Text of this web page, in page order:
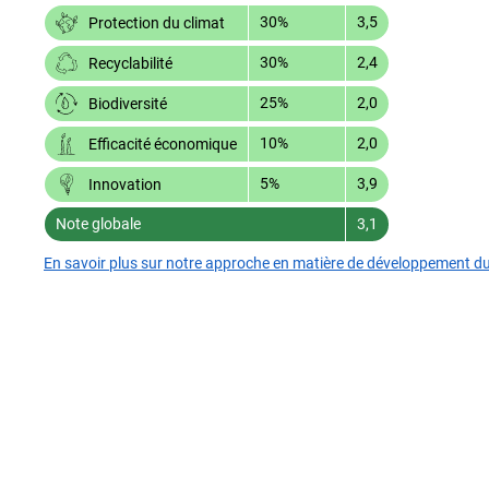
Protection du climat 30% 3,5
Recyclabilité 30% 2,4
Biodiversité 25% 2,0
Efficacité économique 10% 2,0
Innovation 5% 3,9
Note globale 3,1
En savoir plus sur notre approche en matière de développement